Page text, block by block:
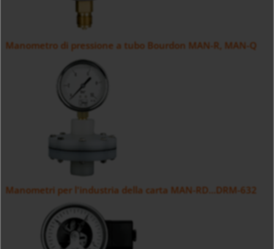
Manometro di pressione a tubo Bourdon MAN-R, MAN-Q
Manometri per l'industria della carta MAN-RD...DRM-632